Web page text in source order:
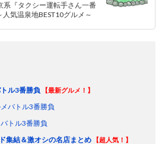
『タクシー運転手さん一番
気温泉地BEST10グルメ～
ル3番勝負 【最新グルメ！】
バトル3番勝負
トル3番勝負
集結＆激オシの名店まとめ
【超人気！】